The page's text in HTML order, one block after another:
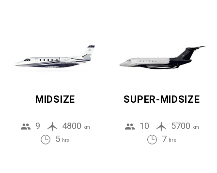
MIDSIZE
9 4800 km
5 hrs
SUPER-MIDSIZE
10 5700 km
7 hrs